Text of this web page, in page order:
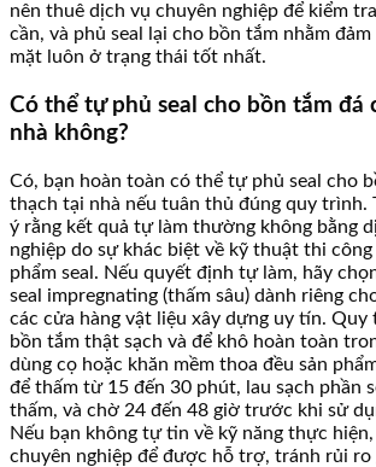
nên thuê dịch vụ chuyên nghiệp để kiểm
cần, và phủ seal lại cho bồn tắm nhằm
mặt luôn ở trạng thái tốt nhất.
Có thể tự phủ seal cho bồn tắm đá
nhà không?
Có, bạn hoàn toàn có thể tự phủ seal cho
thạch tại nhà nếu tuân thủ đúng quy trình.
ý rằng kết quả tự làm thường không bằng
nghiệp do sự khác biệt về kỹ thuật thi
phẩm seal. Nếu quyết định tự làm, hãy
seal impregnating (thấm sâu) dành riêng
các cửa hàng vật liệu xây dựng uy tín. Quy
bồn tắm thật sạch và để khô hoàn toàn
dùng cọ hoặc khăn mềm thoa đều sản
để thấm từ 15 đến 30 phút, lau sạch phần
thấm, và chờ 24 đến 48 giờ trước khi sử
Nếu bạn không tự tin về kỹ năng thực
chuyên nghiệp để được hỗ trợ, tránh rủi ro